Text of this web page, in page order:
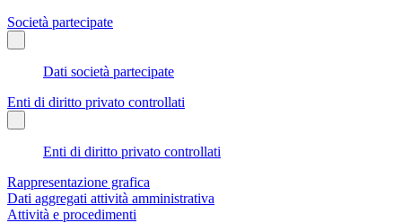
Società partecipate
Dati società partecipate
Enti di diritto privato controllati
Enti di diritto privato controllati
Rappresentazione grafica
Dati aggregati attività amministrativa
Attività e procedimenti